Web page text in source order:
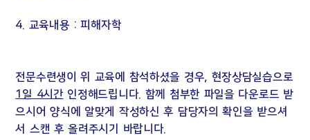
4. 교육내용 : 피해자학
전문수련생이 위 교육에 참석하셨을 경우, 현장상담실습으로
1일 4시간 인정해드립니다. 함께 첨부한 파일을 다운로드 받
으시어 양식에 알맞게 작성하신 후 담당자의 확인을 받으셔
서 스캔 후 올려주시기 바랍니다.